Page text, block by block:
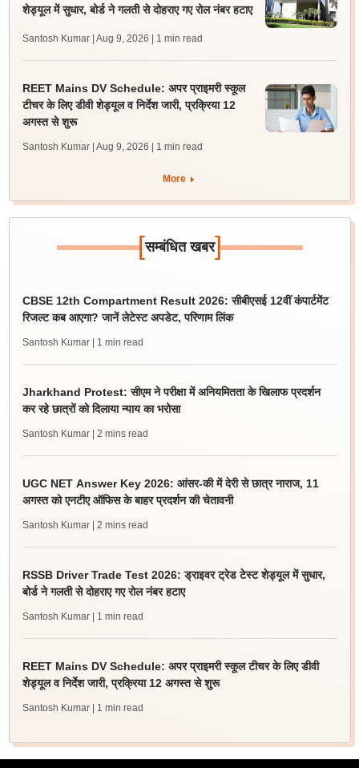
शेड्यूल में सुधार, बोर्ड ने गलती से दोहराए गए रोल नंबर हटाए
Santosh Kumar | Aug 9, 2026 | 1 min read
REET Mains DV Schedule: अपर प्राइमरी स्कूल
टीचर के लिए डीवी शेड्यूल व निर्देश जारी, प्रक्रिया 12
अगस्त से शुरू
Santosh Kumar | Aug 9, 2026 | 1 min read
More
[सम्बंधित खबर]
CBSE 12th Compartment Result 2026: सीबीएसई 12वीं कंपार्टमेंट
रिजल्ट कब आएगा? जानें लेटेस्ट अपडेट, परिणाम लिंक
Santosh Kumar | 1 min read
Jharkhand Protest: सीएम ने परीक्षा में अनियमितता के खिलाफ प्रदर्शन
कर रहे छात्रों को दिलाया न्याय का भरोसा
Santosh Kumar | 2 mins read
UGC NET Answer Key 2026: आंसर-की में देरी से छात्र नाराज, 11
अगस्त को एनटीए ऑफिस के बाहर प्रदर्शन की चेतावनी
Santosh Kumar | 2 mins read
RSSB Driver Trade Test 2026: ड्राइवर ट्रेड टेस्ट शेड्यूल में सुधार,
बोर्ड ने गलती से दोहराए गए रोल नंबर हटाए
Santosh Kumar | 1 min read
REET Mains DV Schedule: अपर प्राइमरी स्कूल टीचर के लिए डीवी
शेड्यूल व निर्देश जारी, प्रक्रिया 12 अगस्त से शुरू
Santosh Kumar | 1 min read